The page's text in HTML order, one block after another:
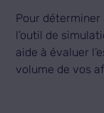
Pour
l’outil de
aide à évaluer
volume de vos